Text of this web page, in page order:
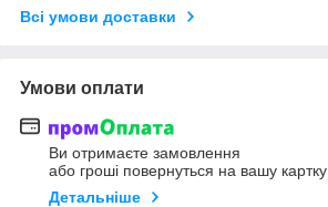
Всі умови доставки
Умови оплати
Ви отримаєте замовлення
або гроші повернуться на вашу картку
Детальніше